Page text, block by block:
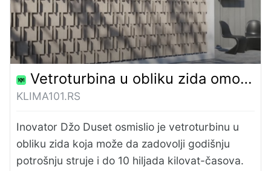
Vetroturbina u obliku zida omogućava iskorišćavanje energije vetra i u gradovima
KLIMA101.RS
Inovator Džo Duset osmislio je vetroturbinu u
obliku zida koja može da zadovolji godišnju
potrošnju struje i do 10 hiljada kilovat-časova.